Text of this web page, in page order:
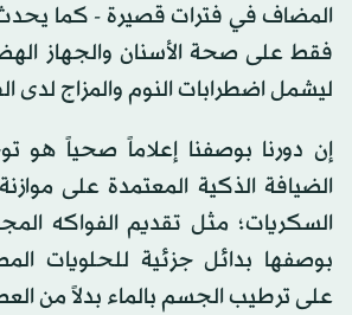
المضاف في فترات قصيرة - كما يحدث
فقط على صحة الأسنان والجهاز
ليشمل اضطرابات النوم والمزاج لدى
إن دورنا بوصفنا إعلاماً صحياً هو
الضيافة الذكية المعتمدة على
السكريات؛ مثل تقديم الفواكه
بوصفها بدائل جزئية للحلويات
على ترطيب الجسم بالماء بدلاً من